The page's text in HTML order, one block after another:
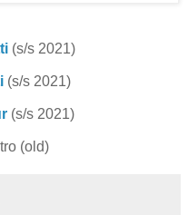
(s/s 2021)
(s/s 2021)
(s/s 2021)
(old)